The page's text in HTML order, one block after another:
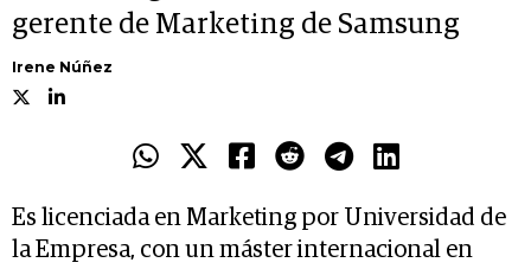
gerente de Marketing de Samsung
Irene Núñez
Es licenciada en Marketing por Universidad de
la Empresa, con un máster internacional en